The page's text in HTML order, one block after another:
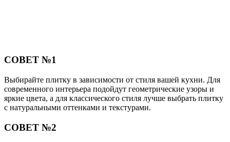
СОВЕТ №1
Выбирайте плитку в зависимости от стиля вашей кухни. Для
современного интерьера подойдут геометрические узоры и
яркие цвета, а для классического стиля лучше выбрать плитку
с натуральными оттенками и текстурами.
СОВЕТ №2